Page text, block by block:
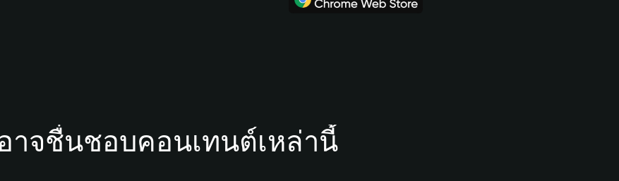
จชื่นชอบคอนเทนต์เหล่านี้